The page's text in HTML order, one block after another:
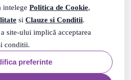
intelege Politica de Cookie,
si Clauze si Conditii.
site-ului implică acceptarea
conditii.
preferinte